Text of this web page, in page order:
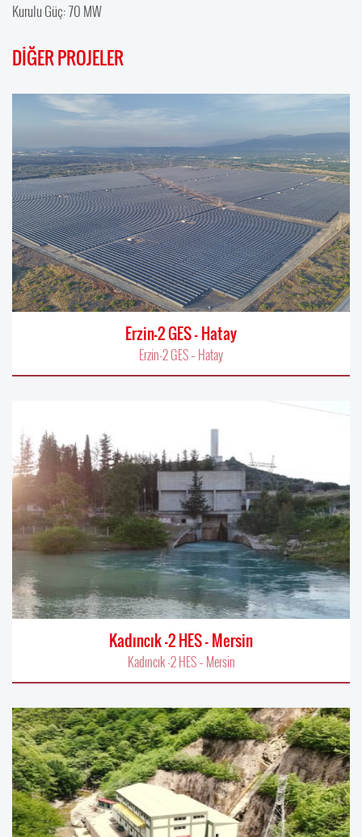
Kurulu Güç: 70 MW
DİĞER PROJELER
Erzin-2 GES – Hatay
Erzin-2 GES – Hatay
Kadıncık -2 HES – Mersin
Kadıncık -2 HES – Mersin